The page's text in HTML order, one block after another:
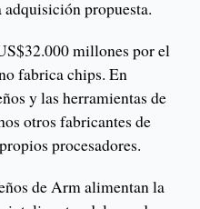
propuesta.
millones por el
fabrica chips. En
y las herramientas de
otros fabricantes de
procesadores.
de Arm alimentan la